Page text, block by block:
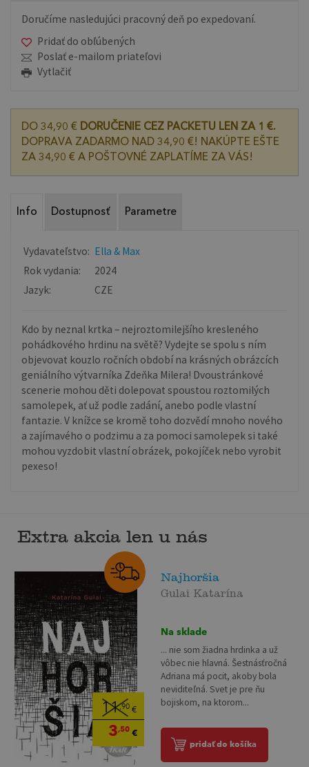
Doručíme nasledujúci pracovný deň po expedovaní.
Pridať do obľúbených
Poslať e-mailom priateľovi
Vytlačiť
DO 34,90 € DORUČENIE CEZ PACKETU LEN ZA 1 €.
DOPRAVA ZADARMO NAD 34,90 €! NAKÚPTE EŠTE
ZA 34,90 € A POŠTOVNÉ ZAPLATÍME ZA VÁS!
Info Dostupnosť Parametre
Vydavateľstvo: Ella & Max
Rok vydania:
2024
Jazyk:
CZE
Kdo by neznal krtka – nejroztomilejšího kresleného
pohádkového hrdinu na světě? Vydejte se spolu s ním
objevovat kouzlo ročních období na krásných obrázcích
geniálního výtvarníka Zdeňka Milera! Dvoustránkové
scenerie mohou děti dolepovat spoustou roztomilých
samolepek, ať už podle zadání, anebo podle vlastní
fantazie. V knížce se kromě toho dozvědí mnoho nového
a zajímavého o podzimu a za pomoci samolepek si také
mohou vyzdobit vlastní obrázek, pokojíček nebo vyrobit
pexeso!
Extra akcia len u nás
11,90€
3,50€
Najhoršia
Gulai Katarína
Na sklade
... nie som žiadna hrdinka a už
vôbec nie hlavná. Šestnásťročná
Adriana má pocit, akoby bola
neviditeľná. Svet je pre ňu
bojiskom, na ktorom...
pridať do košíka